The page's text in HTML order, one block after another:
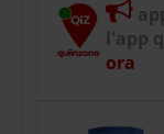
l'app
ora